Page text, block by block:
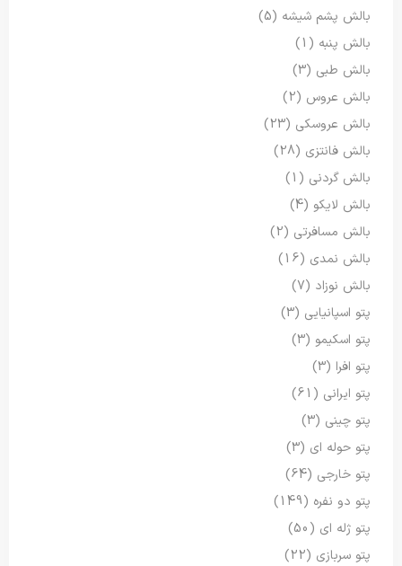
بالش پشم شیشه (5)
بالش پنبه (1)
بالش طبی (3)
بالش عروس (2)
بالش عروسکی (23)
بالش فانتزی (28)
بالش گردنی (1)
بالش لایکو (4)
بالش مسافرتی (2)
بالش نمدی (16)
بالش نوزاد (7)
پتو اسپانیایی (3)
پتو اسکیمو (3)
پتو افرا (3)
پتو ایرانی (61)
پتو چینی (3)
پتو حوله ای (3)
پتو خارجی (64)
پتو دو نفره (149)
پتو ژله ای (50)
پتو سربازی (22)